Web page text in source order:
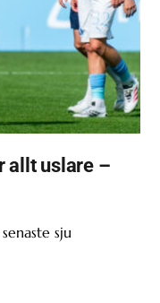
allt uslare –
sju